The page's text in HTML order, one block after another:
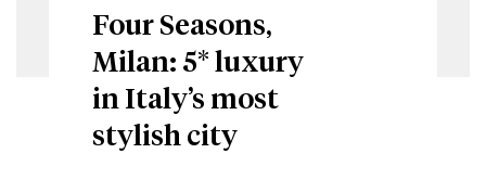
Four Seasons,
Milan: 5* luxury
in Italy’s most
stylish city